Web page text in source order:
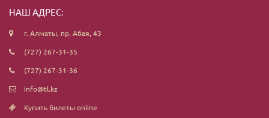
НАШ АДРЕС:
г. Алматы, пр. Абая, 43
(727) 267-31-35
(727) 267-31-36
info@tl.kz
Купить билеты online